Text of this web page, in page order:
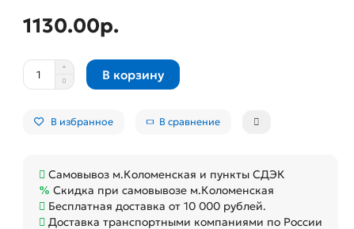
1130.00р.
В корзину
В избранное В сравнение
Самовывоз м.Коломенская и пункты СДЭК
Скидка при самовывозе м.Коломенская
Бесплатная доставка от 10 000 рублей.
Доставка транспортными компаниями по России